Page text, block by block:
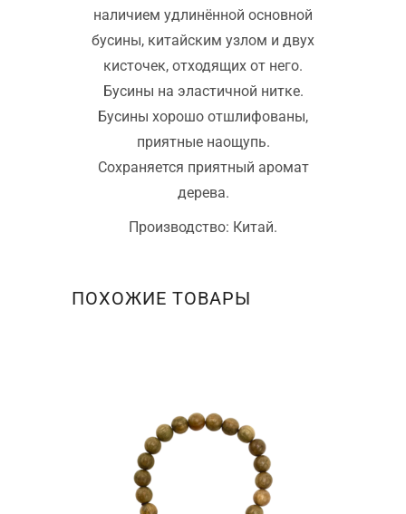
наличием удлинённой основной
бусины, китайским узлом и двух
кисточек, отходящих от него.
Бусины на эластичной нитке.
Бусины хорошо отшлифованы,
приятные наощупь.
Сохраняется приятный аромат
дерева.
Производство: Китай.
ПОХОЖИЕ ТОВАРЫ